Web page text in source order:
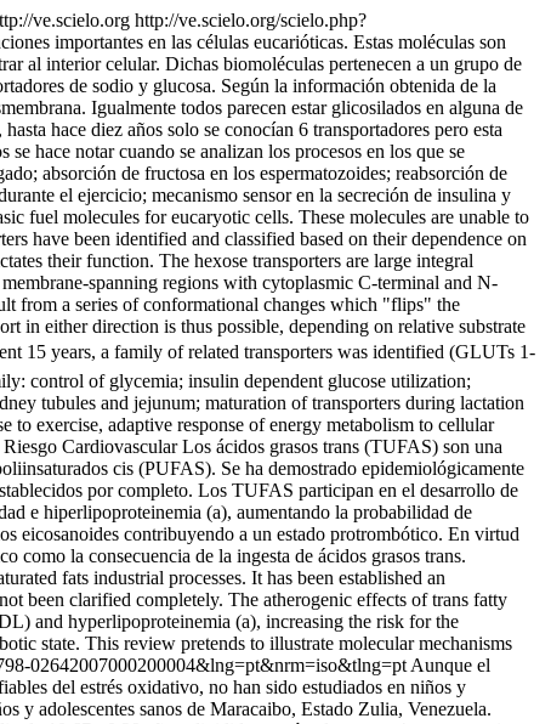
ve.scielo.org http://ve.scielo.org/scielo.php?
importantes en las células eucarióticas. Estas moléculas son
al interior celular. Dichas biomoléculas pertenecen a un grupo de
de sodio y glucosa. Según la información obtenida de la
Igualmente todos parecen estar glicosilados en alguna de
hace diez años solo se conocían 6 transportadores pero esta
hace notar cuando se analizan los procesos en los que se
absorción de fructosa en los espermatozoides; reabsorción de
el ejercicio; mecanismo sensor en la secreción de insulina y
fuel molecules for eucaryotic cells. These molecules are unable to
have been identified and classified based on their dependence on
their function. The hexose transporters are large integral
spanning regions with cytoplasmic C-terminal and N-
from a series of conformational changes which "flips" the
in either direction is thus possible, depending on relative substrate
15 years, a family of related transporters was identified (GLUTs 1-
control of glycemia; insulin dependent glucose utilization;
tubules and jejunum; maturation of transporters during lactation
exercise, adaptive response of energy metabolism to cellular
Cardiovascular Los ácidos grasos trans (TUFAS) son una
cis (PUFAS). Se ha demostrado epidemiológicamente
por completo. Los TUFAS participan en el desarrollo de
e hiperlipoproteinemia (a), aumentando la probabilidad de
eicosanoides contribuyendo a un estado protrombótico. En virtud
como la consecuencia de la ingesta de ácidos grasos trans.
fats industrial processes. It has been established an
been clarified completely. The atherogenic effects of trans fatty
and hyperlipoproteinemia (a), increasing the risk for the
state. This review pretends to illustrate molecular mechanisms
02642007000200004&lng=pt&nrm=iso&tlng=pt Aunque el
del estrés oxidativo, no han sido estudiados en niños y
y adolescentes sanos de Maracaibo, Estado Zulia, Venezuela.